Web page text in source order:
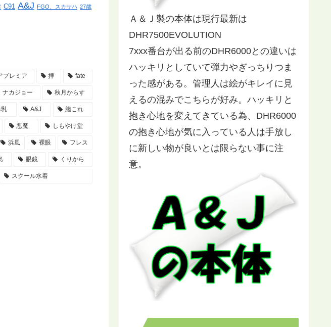
C91 A&J FGO、スカサハ 27歳
プレミア 拝 fate
ナカジョー 秋月からす
A&J 艦これ
悪魔 しもやけ堂
浜風 裸眼 フレス
眼鏡 くりから
スクール水着
Ａ＆Ｊ製の本体は現行最新は
DHR7500EVOLUTION
7xxx番台が出る前のDHR6000との違いは
ハッキリとしていて弾力やぎっちりつま
った感がある。管理人は絵がキレイに見
えるの混みでこちらが好み。ハッキリと
抱き心地を変えてきている為、DHR6000
の抱き心地が気に入っている人は手放し
に新しい物が良いとは限らない事に注
意。